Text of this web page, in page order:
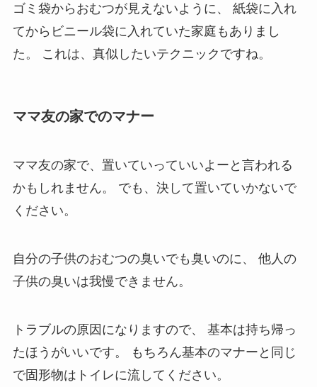
ゴミ袋からおむつが見えないように、
紙袋に入れ
てからビニール袋に入れていた家庭もありまし
た。
これは、真似したいテクニックですね。
ママ友の家でのマナー
ママ友の家で、置いていっていいよーと言われる
かもしれません。
でも、決して置いていかないで
ください。
自分の子供のおむつの臭いでも臭いのに、
他人の
子供の臭いは我慢できません。
トラブルの原因になりますので、
基本は持ち帰っ
たほうがいいです。
もちろん基本のマナーと同じ
で固形物はトイレに流してください。